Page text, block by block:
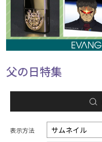
父の日特集
表示方法